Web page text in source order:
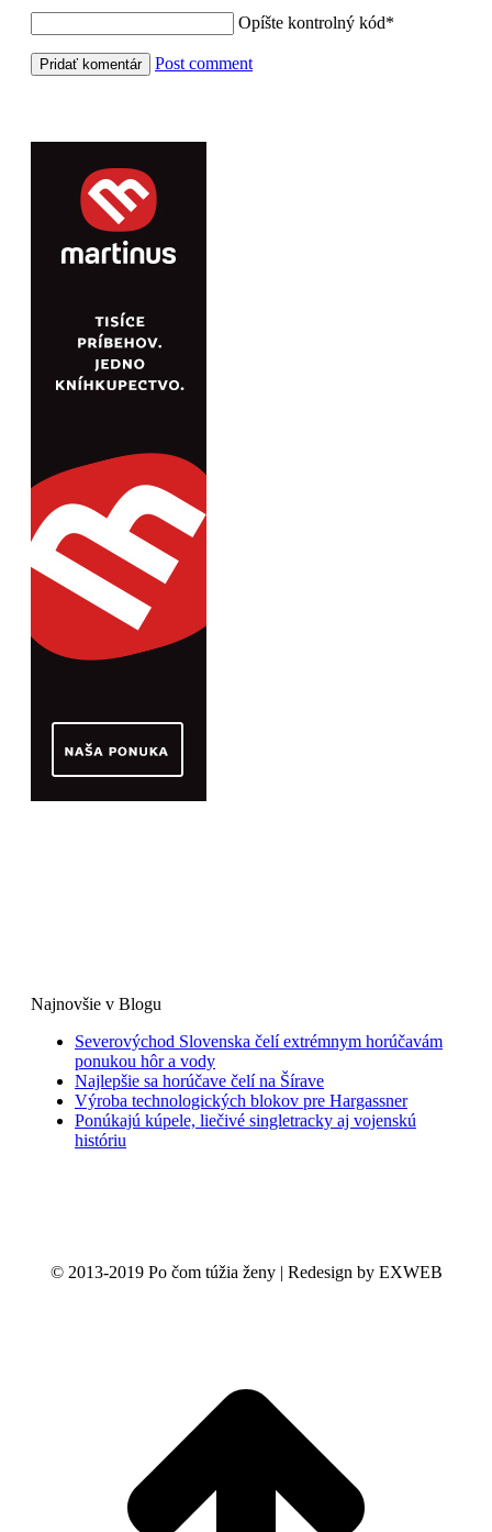
Opíšte kontrolný kód*
Post comment
Najnovšie v Blogu
Severovýchod Slovenska čelí extrémnym horúčavám
ponukou hôr a vody
Najlepšie sa horúčave čelí na Šírave
Výroba technologických blokov pre Hargassner
Ponúkajú kúpele, liečivé singletracky aj vojenskú
históriu
© 2013-2019 Po čom túžia ženy | Redesign by EXWEB